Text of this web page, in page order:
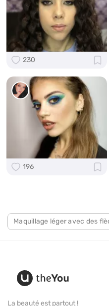
230
196
Maquillage léger avec des
La beauté est partout !